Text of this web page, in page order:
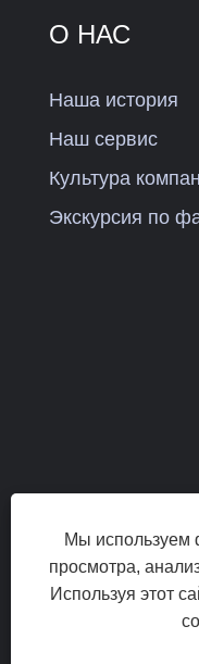
О НАС
Наша история
Наш сервис
Культура
Экскурсия по
Мы используем
просмотра,
Используя этот